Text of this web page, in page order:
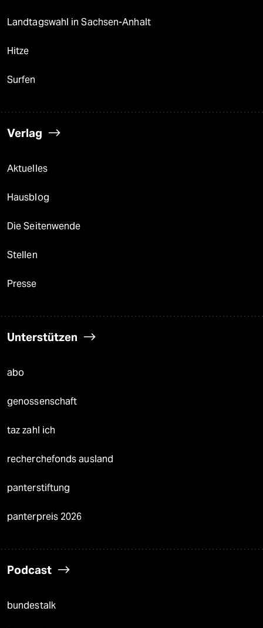
Landtagswahl in Sachsen-Anhalt
Hitze
Surfen
Verlag
Aktuelles
Hausblog
Die Seitenwende
Stellen
Presse
Unterstützen
abo
genossenschaft
taz zahl ich
recherchefonds ausland
panterstiftung
panterpreis 2026
Podcast
bundestalk